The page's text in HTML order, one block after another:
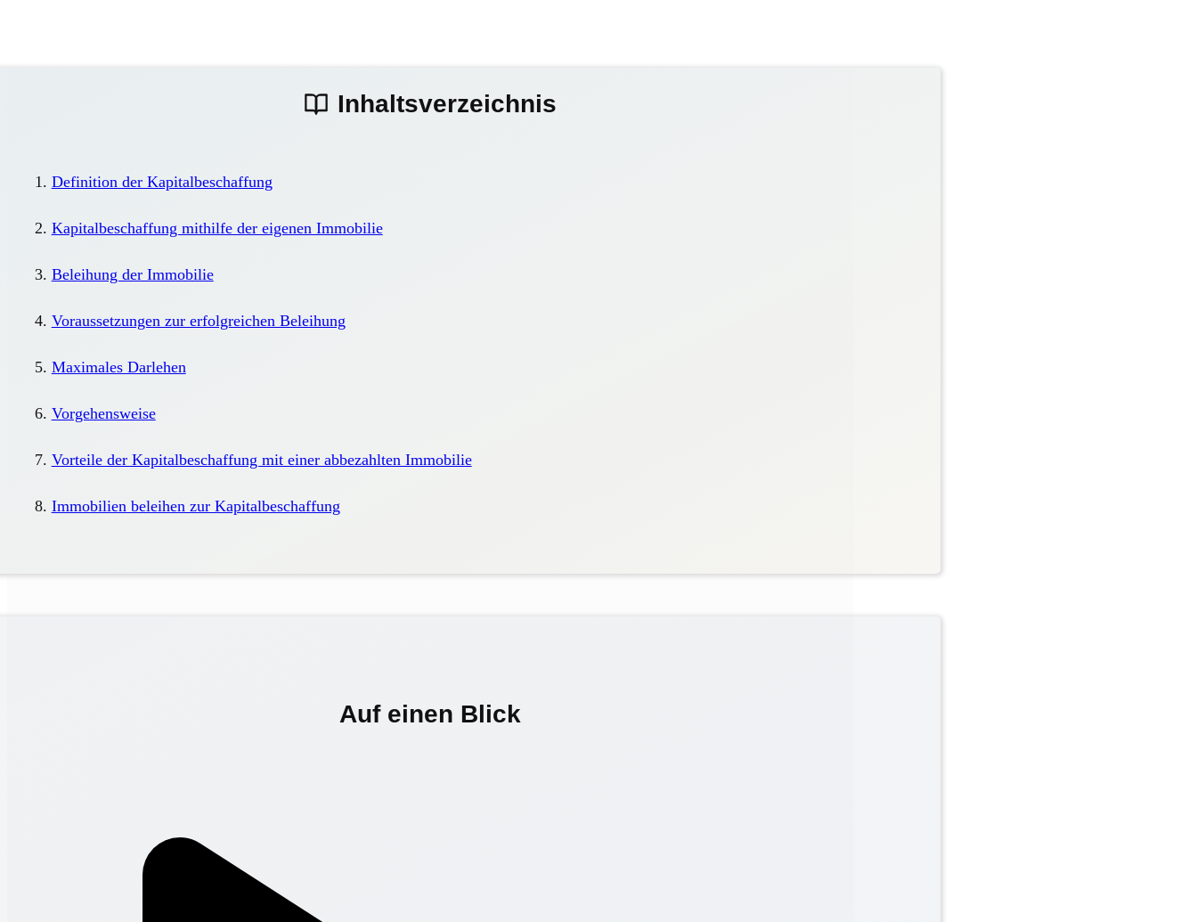
Inhaltsverzeichnis
Definition der Kapitalbeschaffung
Kapitalbeschaffung mithilfe der eigenen Immobilie
Beleihung der Immobilie
Voraussetzungen zur erfolgreichen Beleihung
Maximales Darlehen
Vorgehensweise
Vorteile der Kapitalbeschaffung mit einer abbezahlten Immobilie
Immobilien beleihen zur Kapitalbeschaffung
Auf einen Blick